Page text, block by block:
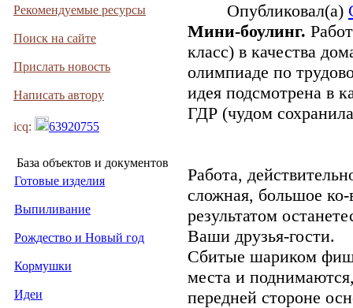
Рекомендуемые ресурсы
Поиск на сайте
Прислать новость
Написать автору
icq: 63920755
База объектов и документов
Готовые изделия
Выпиливание
Рождество и Новый год
Кормушки
Идеи
Опубликовал(а)
Мини-боулинг.
класс) в качества
олимпиаде по
идея подсмотрена в
ГДР (чудом
Работа,
сложная, большое ко-
результатом
Ваши друзья-гости.
Сбитые шариком
места и
передней стороне